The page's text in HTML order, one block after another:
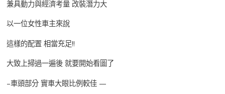
兼具動力與經濟考量 改裝潛力大
以一位女性車主來說
這樣的配置 相當充足!!
大致上掃過一遍後 就要開始看圖了
–車頭部分 實車大眼比例較佳 —